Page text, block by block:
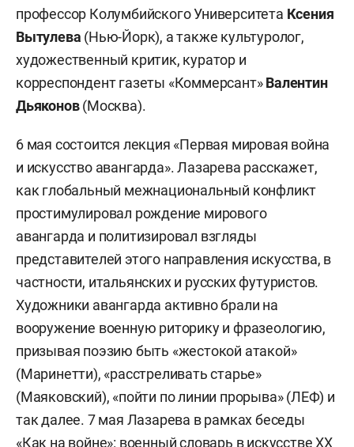
профессор Колумбийского Университета Ксения
Вытулева (Нью-Йорк), а также культуролог,
художественный критик, куратор и
корреспондент газеты «Коммерсант»Валентин
Дьяконов(Москва).
6 мая состоится лекция «Первая мировая война
и искусство авангарда». Лазарева расскажет,
как глобальный межнациональный конфликт
простимулировал рождение мирового
авангарда и политизировал взгляды
представителей этого направления искусства, в
частности, итальянских и русских футуристов.
Художники авангарда активно брали на
вооружение военную риторику и фразеологию,
призывая поэзию быть «жестокой атакой»
(Маринетти), «расстреливать старье»
(Маяковский), «пойти по линии прорыва» (ЛЕФ) и
так далее. 7 мая Лазарева в рамках беседы
«Как на войне»: военный словарь в искусстве ХХ